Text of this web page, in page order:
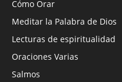
Cómo Orar
Meditar la Palabra de Dios
Lecturas de espiritualidad
Oraciones Varias
Salmos